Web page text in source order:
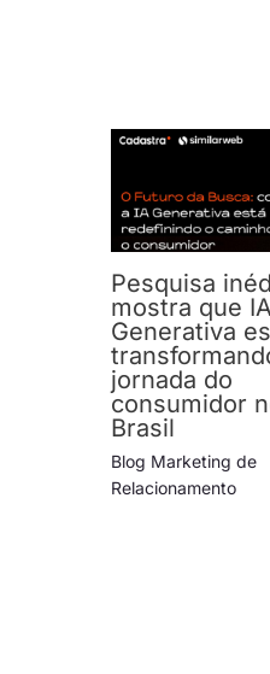
Pesquisa
mostra que IA
Generativa
jornada do
consumidor
Brasil
Blog Marketing de
Relacionamento